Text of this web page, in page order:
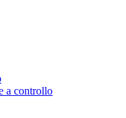
a controllo